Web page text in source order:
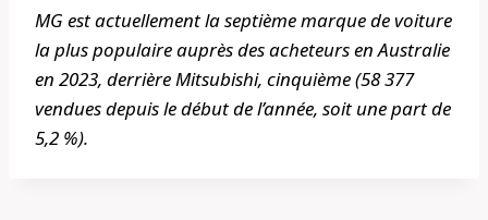
MG est actuellement la septième marque de voiture
la plus populaire auprès des acheteurs en Australie
en 2023, derrière Mitsubishi, cinquième (58 377
vendues depuis le début de l’année, soit une part de
5,2 %).